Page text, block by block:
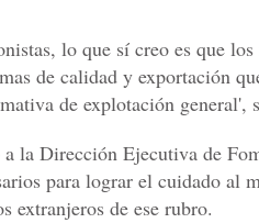
lo que sí creo es que
de calidad y exportación
de explotación general',
la Dirección Ejecutiva de
para lograr el cuidado al
extranjeros de ese rubro.